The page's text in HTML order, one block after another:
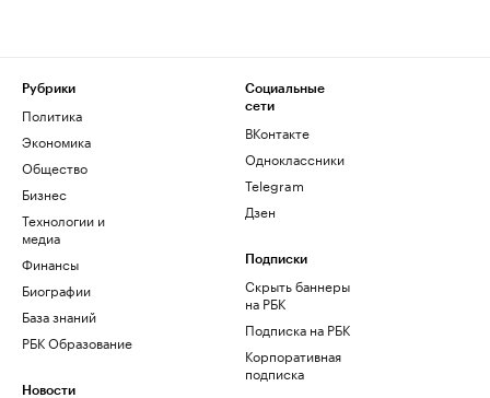
Рубрики
Политика
Экономика
Общество
Бизнес
Технологии и
медиа
Финансы
Биографии
База знаний
РБК Образование
Новости
Социальные
сети
ВКонтакте
Одноклассники
Telegram
Дзен
Подписки
Скрыть баннеры
на РБК
Подписка на РБК
Корпоративная
подписка